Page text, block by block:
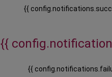
{{
{{
{{